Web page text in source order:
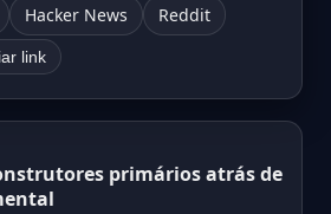
Hacker News
Reddit
link
primários atrás de